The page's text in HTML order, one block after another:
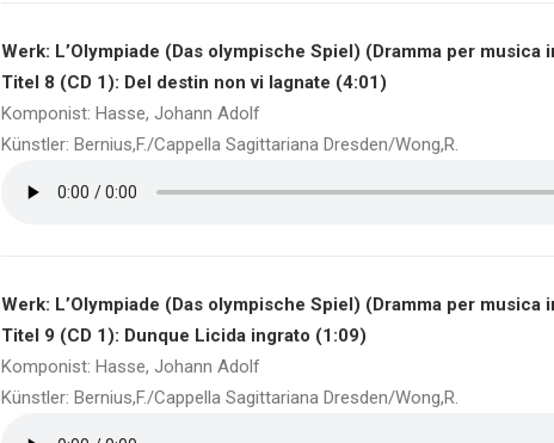
Werk: L’Olympiade (Das olympische Spiel) (Dramma per
Titel 8 (CD 1): Del destin non vi lagnate (4:01)
Komponist: Hasse, Johann Adolf
Künstler: Bernius,F./Cappella Sagittariana Dresden/Wong,R.
Werk: L’Olympiade (Das olympische Spiel) (Dramma per
Titel 9 (CD 1): Dunque Licida ingrato (1:09)
Komponist: Hasse, Johann Adolf
Künstler: Bernius,F./Cappella Sagittariana Dresden/Wong,R.